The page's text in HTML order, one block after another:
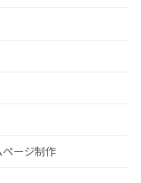
ページ制作